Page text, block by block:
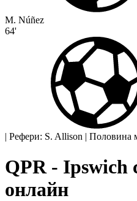
M. Núñez
64'
| Рефери: S. Allison | Половина
QPR - Ipswich
онлайн